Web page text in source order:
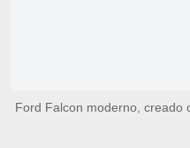
Ford Falcon moderno, creado